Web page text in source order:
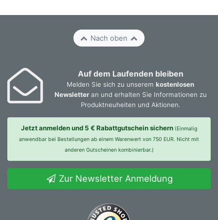
Nach oben
Auf dem Laufenden bleiben
Melden Sie sich zu unserem kostenlosen
Newsletteran und erhalten Sie Informationen zu
Produktneuheiten und Aktionen.
Jetzt anmelden und 5 € Rabattgutschein sichern (Einmalig
anwendbar bei Bestellungen ab einem Warenwert von 750 EUR. Nicht mit
anderen Gutscheinen kombinierbar.)
Zur Newsletter Anmeldung